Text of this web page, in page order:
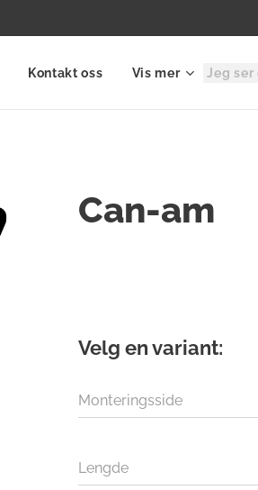
Kontakt oss Vis mer
Can-am
Velg en variant:
Monteringsside
Lengde